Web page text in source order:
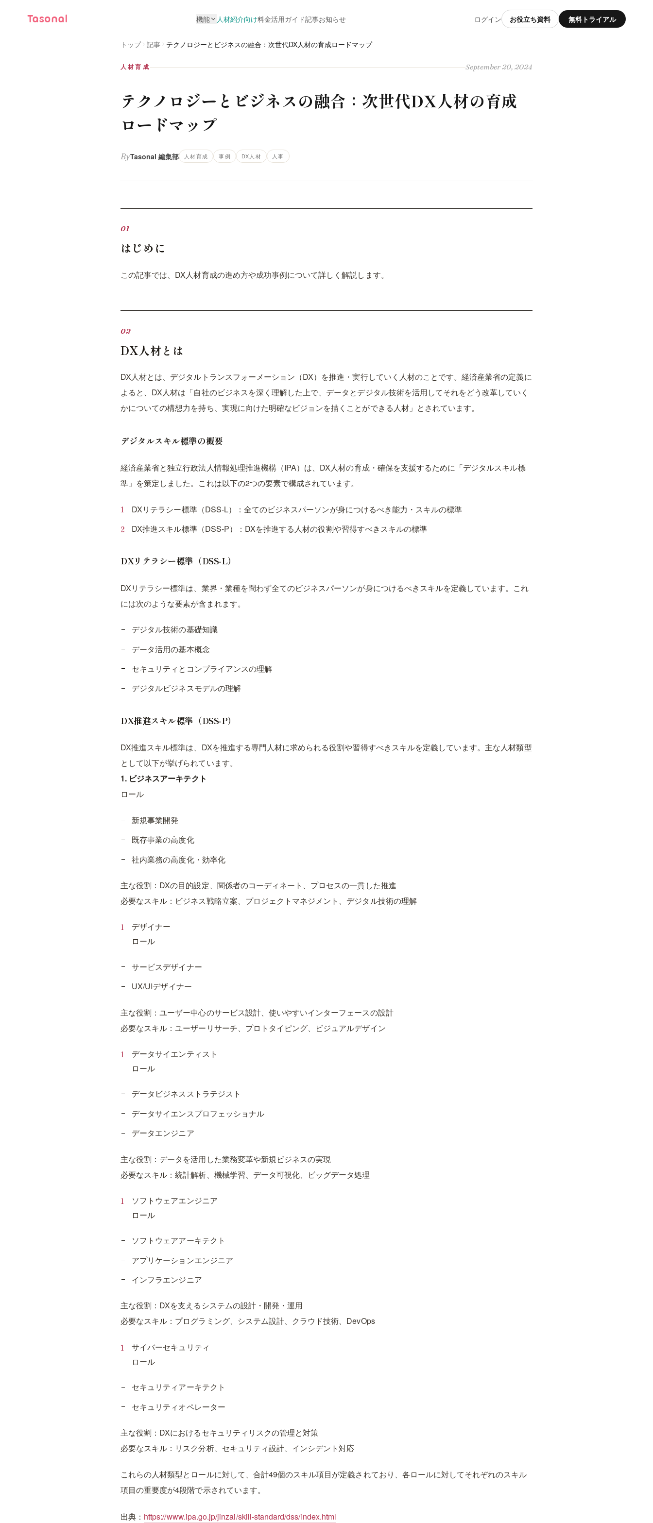
Tasonal 機能 人材紹介向け料金活用ガイド記事お知らせ ログイン お役立ち資料 無料トライアル
トップ 記事 テクノロジーとビジネスの融合：次世代DX人材の育成ロードマップ
人材育成 September 20, 2024
テクノロジーとビジネスの融合：次世代DX人材の育成
ロードマップ
ByTasonal 編集部 人材育成 事例 DX人材 人事
はじめに
この記事では、DX人材育成の進め方や成功事例について詳しく解説します。
DX人材とは
DX人材とは、デジタルトランスフォーメーション（DX）を推進・実行していく人材のことです。経済産業省の定義に
よると、DX人材は「自社のビジネスを深く理解した上で、データとデジタル技術を活用してそれをどう改革していく
かについての構想力を持ち、実現に向けた明確なビジョンを描くことができる人材」とされています。
デジタルスキル標準の概要
経済産業省と独立行政法人情報処理推進機構（IPA）は、DX人材の育成・確保を支援するために「デジタルスキル標
準」を策定しました。これは以下の2つの要素で構成されています。
DXリテラシー標準（DSS-L）：全てのビジネスパーソンが身につけるべき能力・スキルの標準
DX推進スキル標準（DSS-P）：DXを推進する人材の役割や習得すべきスキルの標準
DXリテラシー標準（DSS-L）
DXリテラシー標準は、業界・業種を問わず全てのビジネスパーソンが身につけるべきスキルを定義しています。これ
には次のような要素が含まれます。
デジタル技術の基礎知識
データ活用の基本概念
セキュリティとコンプライアンスの理解
デジタルビジネスモデルの理解
DX推進スキル標準（DSS-P）
DX推進スキル標準は、DXを推進する専門人材に求められる役割や習得すべきスキルを定義しています。主な人材類型
として以下が挙げられています。
1. ビジネスアーキテクト
ロール
新規事業開発
既存事業の高度化
社内業務の高度化・効率化
主な役割：DXの目的設定、関係者のコーディネート、プロセスの一貫した推進
必要なスキル：ビジネス戦略立案、プロジェクトマネジメント、デジタル技術の理解
デザイナー
ロール
サービスデザイナー
UX/UIデザイナー
主な役割：ユーザー中心のサービス設計、使いやすいインターフェースの設計
必要なスキル：ユーザーリサーチ、プロトタイピング、ビジュアルデザイン
データサイエンティスト
ロール
データビジネスストラテジスト
データサイエンスプロフェッショナル
データエンジニア
主な役割：データを活用した業務変革や新規ビジネスの実現
必要なスキル：統計解析、機械学習、データ可視化、ビッグデータ処理
ソフトウェアエンジニア
ロール
ソフトウェアアーキテクト
アプリケーションエンジニア
インフラエンジニア
主な役割：DXを支えるシステムの設計・開発・運用
必要なスキル：プログラミング、システム設計、クラウド技術、DevOps
サイバーセキュリティ
ロール
セキュリティアーキテクト
セキュリティオペレーター
主な役割：DXにおけるセキュリティリスクの管理と対策
必要なスキル：リスク分析、セキュリティ設計、インシデント対応
これらの人材類型とロールに対して、合計49個のスキル項目が定義されており、各ロールに対してそれぞれのスキル
項目の重要度が4段階で示されています。
出典： https://www.ipa.go.jp/jinzai/skill-standard/dss/index.html